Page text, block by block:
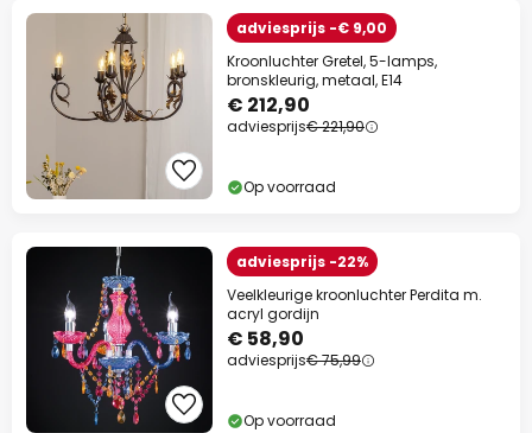
adviesprijs -€ 9,00
Kroonluchter Gretel, 5-lamps,
bronskleurig, metaal, E14
€ 212,90
adviesprijs€ 221,90
Op voorraad
adviesprijs -22%
Veelkleurige kroonluchter Perdita m.
acryl gordijn
€ 58,90
adviesprijs€ 75,99
Op voorraad